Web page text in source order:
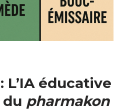
éducative
du pharmakon